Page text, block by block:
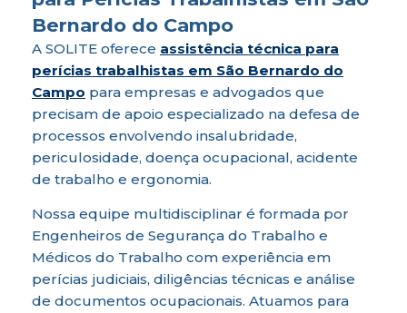
Bernardo do Campo
A SOLITE oferece assistência técnica para
perícias trabalhistas em São Bernardo do
Campo para empresas e advogados que
precisam de apoio especializado na defesa de
processos envolvendo insalubridade,
periculosidade, doença ocupacional, acidente
de trabalho e ergonomia.
Nossa equipe multidisciplinar é formada por
Engenheiros de Segurança do Trabalho e
Médicos do Trabalho com experiência em
perícias judiciais, diligências técnicas e análise
de documentos ocupacionais. Atuamos para